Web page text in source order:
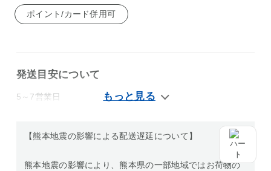
ポイント/カード併用可
発送目安について
5～7営業日
【熊本地震の影響による配送遅延について】
熊本地震の影響により、熊本県の一部地域ではお荷物の